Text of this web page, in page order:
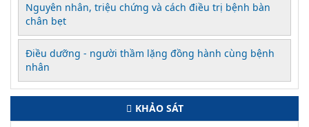
Nguyên nhân, triệu chứng và cách điều trị bệnh bàn
chân bẹt
Điều dưỡng - người thầm lặng đồng hành cùng bệnh
nhân
KHẢO SÁT